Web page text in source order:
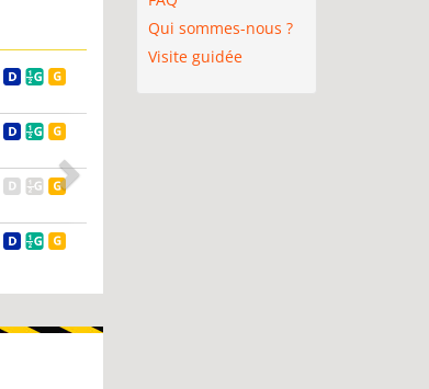
Qui sommes-nous ?
Visite guidée